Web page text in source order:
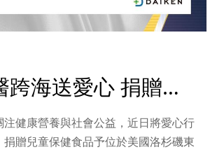
大研生醫跨海送愛心 捐贈兒童保健食品至美國
注健康營養與社會公益，近日將愛心行
贈兒童保健食品予位於美國洛杉磯東